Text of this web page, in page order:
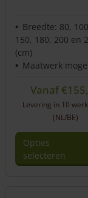
Breedte: 80,
150, 180, 200 en
(cm)
Maatwerk
Vanaf€
Levering in 10
(NL/BE)
Opties
selecteren